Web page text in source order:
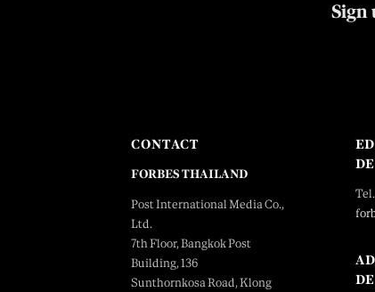
Sign
CONTACT
FORBES THAILAND
Post International Media Co.,
Ltd.
7th Floor, Bangkok Post
Building, 136
Sunthornkosa Road, Klong